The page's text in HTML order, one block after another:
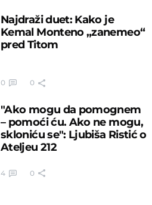
Najdraži duet: Kako je
Kemal Monteno „zanemeo“
pred Titom
0 0
"Ako mogu da pomognem
– pomoći ću. Ako ne mogu,
skloniću se": Ljubiša Ristić o
Ateljeu 212
4 0